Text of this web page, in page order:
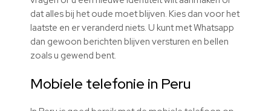
dat alles bij het oude moet blijven. Kies dan voor het
laatste en er veranderd niets. U kunt met Whatsapp
dan gewoon berichten blijven versturen en bellen
zoals u gewend bent.
Mobiele telefonie in Peru